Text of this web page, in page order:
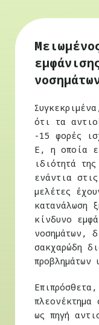
ότι τα
-15 φορές
Ε, η οποία
ιδιότητά
ενάντια
μελέτες
κατανάλωση
κίνδυνο
νοσημάτων,
σακχαρώδη
προβλημάτων
πλεονέκτημα
ως πηγή